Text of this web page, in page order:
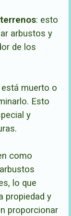
: esto
arbustos y
de los
muerto o
Esto
y
ras.
como
lo que
propiedad y
proporcionar